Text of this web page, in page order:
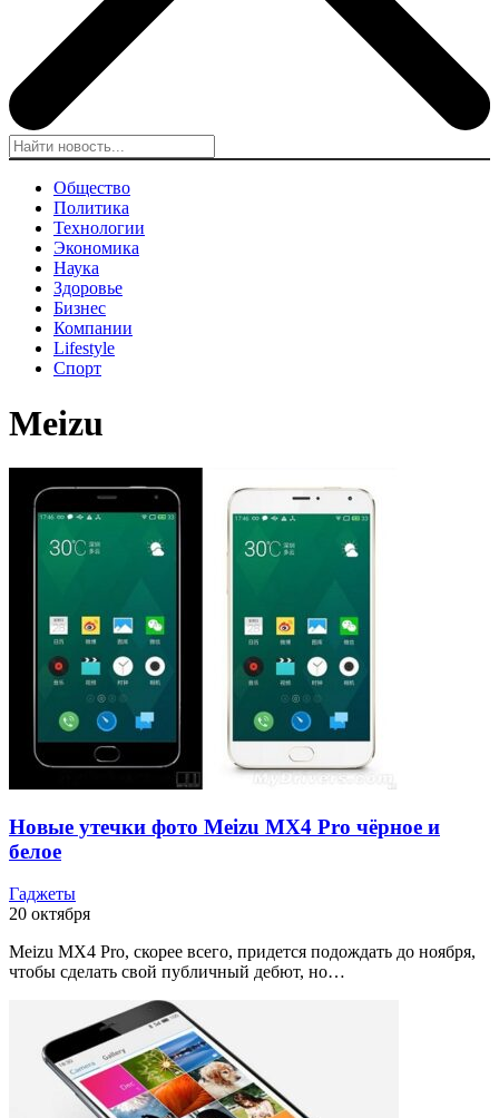
Общество
Политика
Технологии
Экономика
Наука
Здоровье
Бизнес
Компании
Lifestyle
Спорт
Meizu
Новые утечки фото Meizu MX4 Pro чёрное и
белое
Гаджеты
20 октября
Meizu MX4 Pro, скорее всего, придется подождать до ноября,
чтобы сделать свой публичный дебют, но…